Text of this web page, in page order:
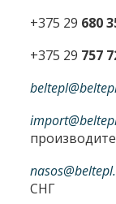
+375 29 680
+375 29 757
СНГ